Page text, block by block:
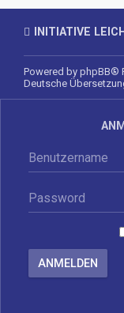
INITIATIVE
Powered by phpBB®
Deutsche